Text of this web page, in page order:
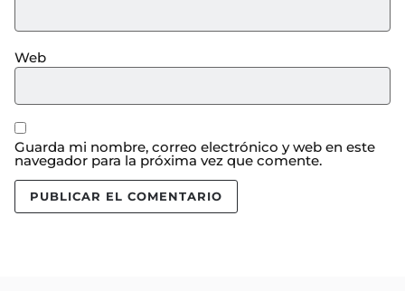
Web
Guarda mi nombre, correo electrónico y web en este
navegador para la próxima vez que comente.